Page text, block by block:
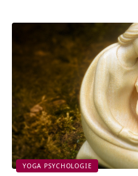
YOGA PSYCHOLOGIE